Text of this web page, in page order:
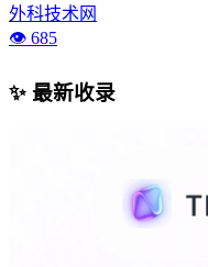
外科技术网
👁️ 685
✨ 最新收录